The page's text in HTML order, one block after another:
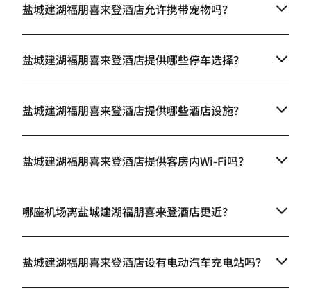
盐城建湖福朋喜来登酒店允许携带宠物吗？
盐城建湖福朋喜来登酒店提供哪些停车选择？
盐城建湖福朋喜来登酒店提供哪些酒店设施？
盐城建湖福朋喜来登酒店提供客房内Wi-Fi吗？
哪座机场离盐城建湖福朋喜来登酒店更近？
盐城建湖福朋喜来登酒店设有电动汽车充电站吗？